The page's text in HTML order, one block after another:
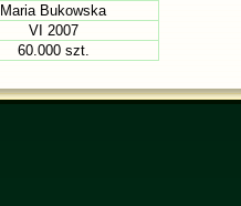
Maria Bukowska
VI 2007
60.000 szt.